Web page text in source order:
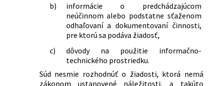
b)
informácie o predchádzajúcom
neúčinnom alebo podstatne sťaženom
odhaľovaní a dokumentovaní činnosti,
pre ktorú sa podáva žiadosť,
c)
dôvody na použitie informačno-
technického prostriedku.
Súd nesmie rozhodnúť o žiadosti, ktorá nemá
zákonom ustanovené náležitosti, a takúto